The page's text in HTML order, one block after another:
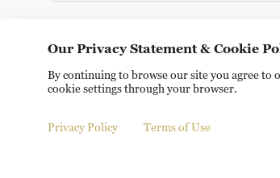
Copyright © 2024 CGTN. 京ICP备
Our Privacy Statement & Cookie
By continuing to browse our site you agree to
cookie settings through your browser.
Privacy Policy Terms of Use